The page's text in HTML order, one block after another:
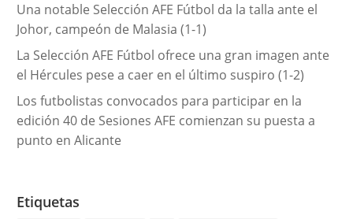
Una notable Selección AFE Fútbol da la talla ante el
Johor, campeón de Malasia (1-1)
La Selección AFE Fútbol ofrece una gran imagen ante
el Hércules pese a caer en el último suspiro (1-2)
Los futbolistas convocados para participar en la
edición 40 de Sesiones AFE comienzan su puesta a
punto en Alicante
Etiquetas